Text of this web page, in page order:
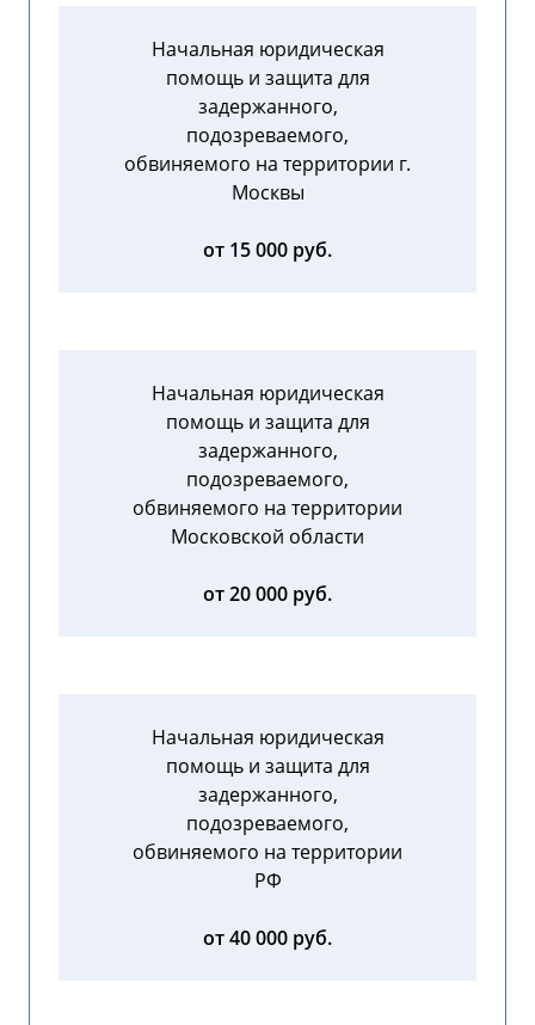
Начальная юридическая
помощь и защита для
задержанного,
подозреваемого,
обвиняемого на территории г.
Москвы
от 15 000 руб.
Начальная юридическая
помощь и защита для
задержанного,
подозреваемого,
обвиняемого на территории
Московской области
от 20 000 руб.
Начальная юридическая
помощь и защита для
задержанного,
подозреваемого,
обвиняемого на территории
РФ
от 40 000 руб.